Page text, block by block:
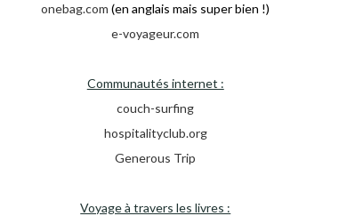
onebag.com (en anglais mais super bien !)
e-voyageur.com
Communautés internet :
couch-surfing
hospitalityclub.org
Generous Trip
Voyage à travers les livres :